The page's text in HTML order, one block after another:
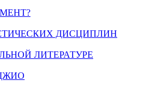
ДИСЦИПЛИН
ЛИТЕРАТУРЕ